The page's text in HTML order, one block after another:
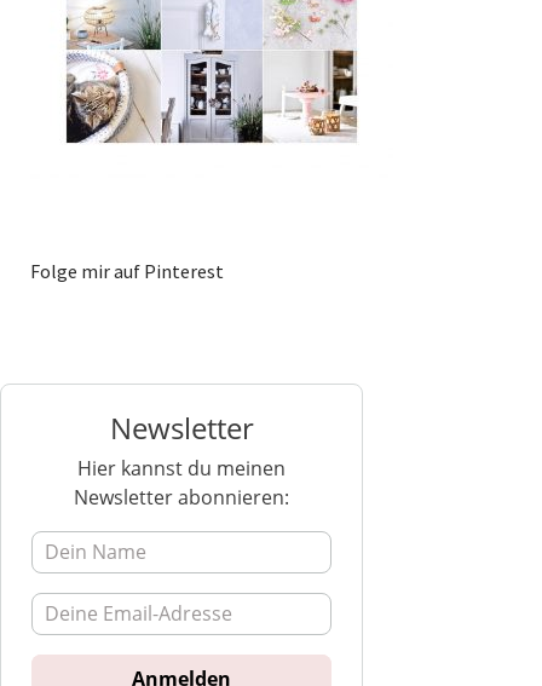
Folge mir auf Pinterest
Newsletter
Hier kannst du meinen
Newsletter abonnieren: